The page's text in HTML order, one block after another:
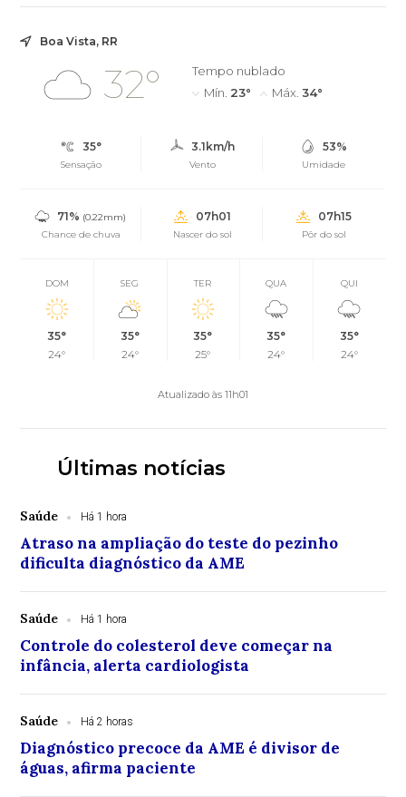
Boa Vista, RR
32°
Tempo nublado
Mín. 23° Máx. 34°
35°
Sensação
3.1km/h
Vento
53%
Umidade
71% (0.22mm)
Chance de chuva
07h01
Nascer do sol
07h15
Pôr do sol
DOM
35°
24°
SEG
35°
24°
TER
35°
25°
QUA
35°
24°
QUI
35°
24°
Atualizado às 11h01
Últimas notícias
Saúde Há 1 hora
Atraso na ampliação do teste do pezinho
dificulta diagnóstico da AME
Saúde Há 1 hora
Controle do colesterol deve começar na
infância, alerta cardiologista
Saúde Há 2 horas
Diagnóstico precoce da AME é divisor de
águas, afirma paciente